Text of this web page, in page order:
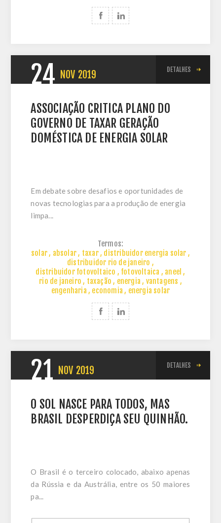
24 NOV 2019 DETALHES
ASSOCIAÇÃO CRITICA PLANO DO
GOVERNO DE TAXAR GERAÇÃO
DOMÉSTICA DE ENERGIA SOLAR
Em debate sobre desafios e oportunidades de
novas tecnologias para a produção de energia
limpa...
Termos:
solar, absolar, taxar, distribuidor energia solar ,
distribuidor rio de janeiro ,
distribuidor fotovoltaico , fotovoltaica , aneel ,
rio de janeiro , taxação , energia , vantagens ,
engenharia , economia , energia solar
21 NOV 2019 DETALHES
O SOL NASCE PARA TODOS, MAS
BRASIL DESPERDIÇA SEU QUINHÃO.
O Brasil é o terceiro colocado, abaixo apenas
da Rússia e da Austrália, entre os 50 maiores
pa...